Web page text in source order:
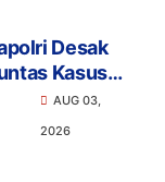
Desak
Kasus
di Bawah
Vape
AUG 03,
2026